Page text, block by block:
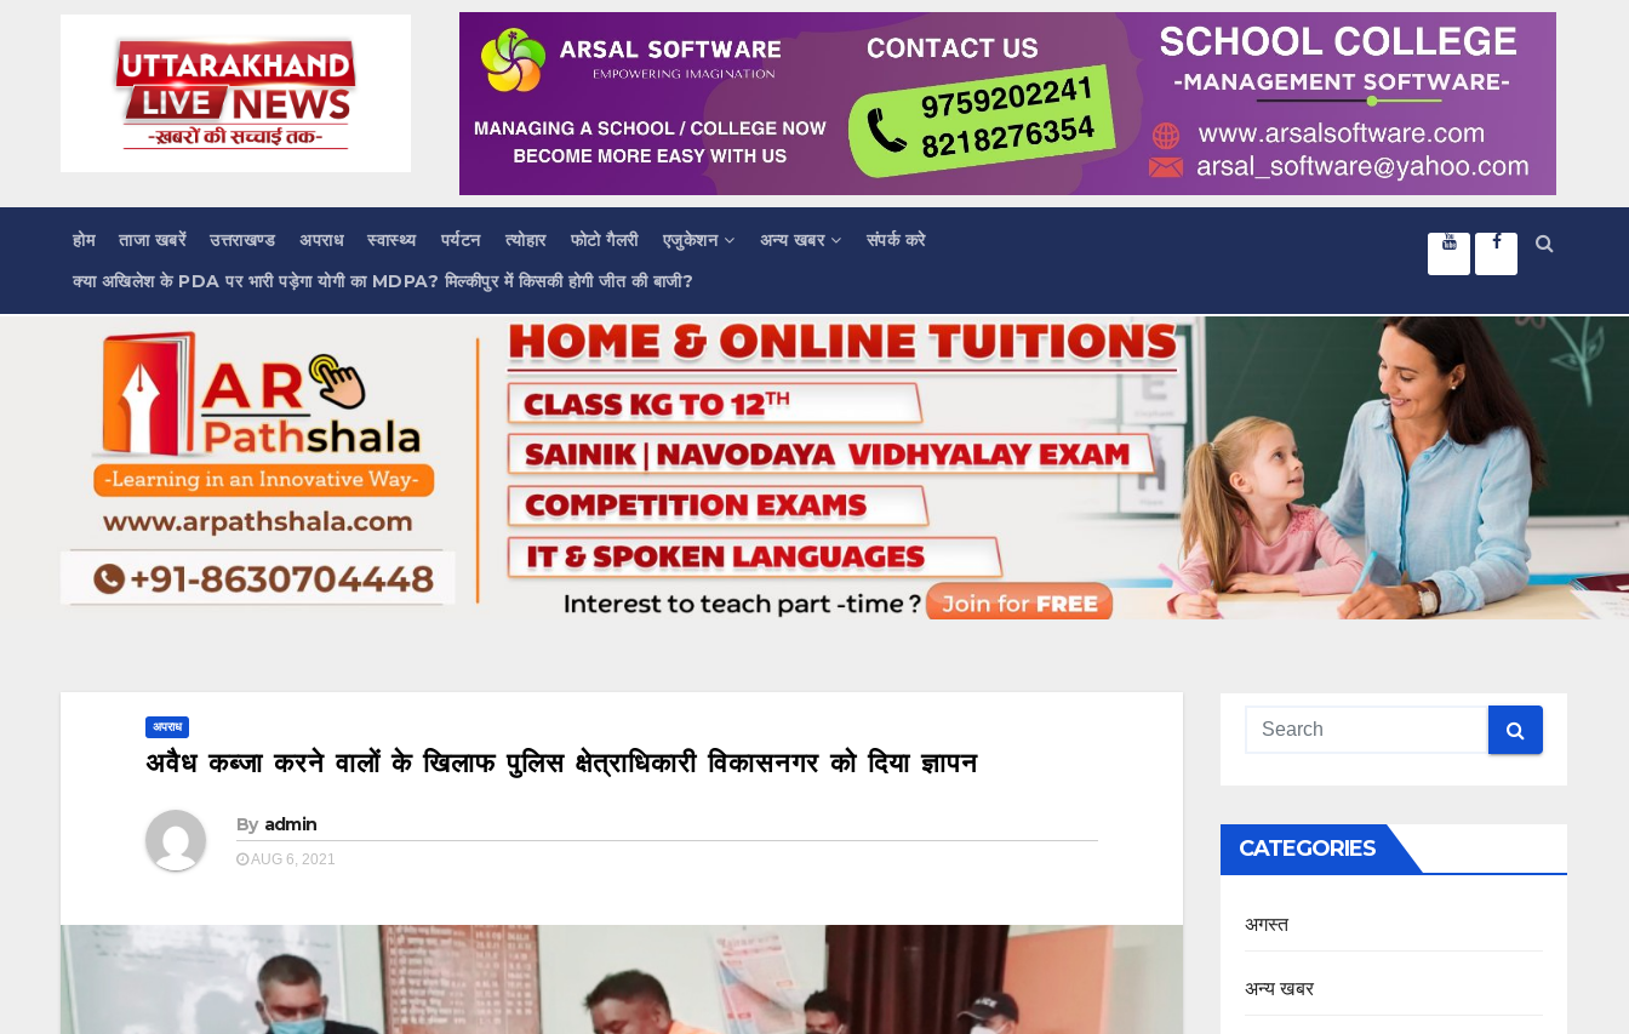
होम ताजा खबरें उत्तराखण्ड अपराध स्वास्थ्य पर्यटन त्योहार फोटो गैलरी एजुकेशन अन्य खबर
संपर्क करे
क्या अखिलेश के PDA पर भारी पड़ेगा योगी का MDPA? मिल्कीपुर में किसकी होगी जीत की बाजी?
अपराध
अवैध कब्जा करने वालों के खिलाफ पुलिस क्षेत्राधिकारी विकासनगर को दिया ज्ञापन
By admin
AUG 6, 2021 CATEGORIES
अगस्त
अन्य खबर